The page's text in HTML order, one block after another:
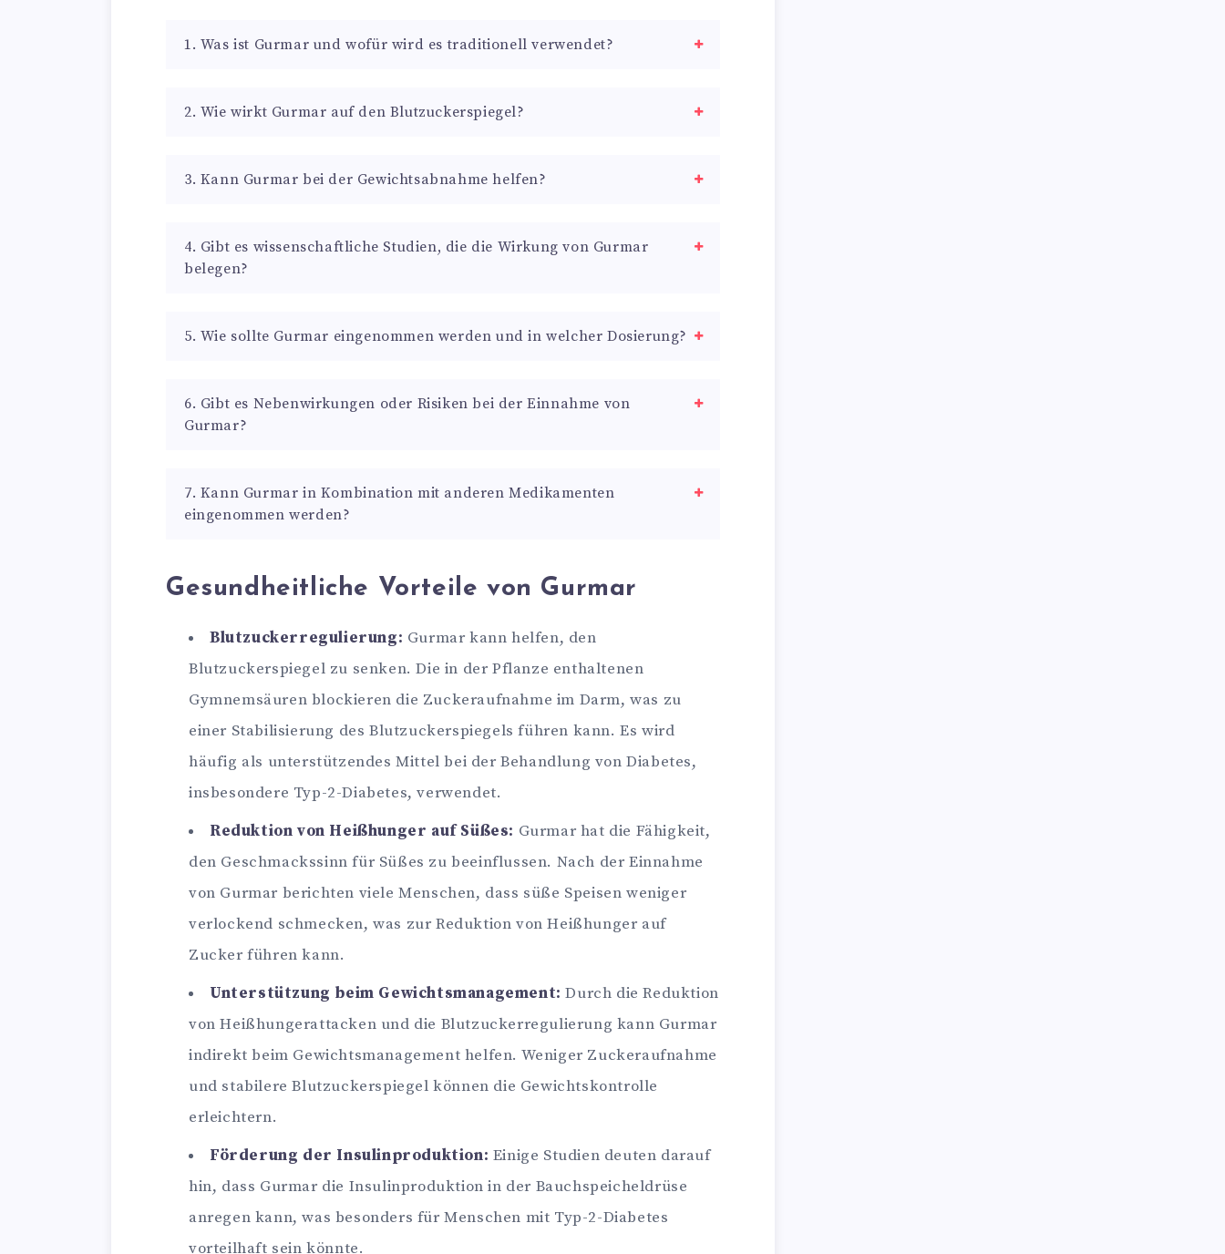
1. Was ist Gurmar und wofür wird es traditionell verwendet?
2. Wie wirkt Gurmar auf den Blutzuckerspiegel?
3. Kann Gurmar bei der Gewichtsabnahme helfen?
4. Gibt es wissenschaftliche Studien, die die Wirkung von Gurmar
belegen?
5. Wie sollte Gurmar eingenommen werden und in welcher Dosierung?
6. Gibt es Nebenwirkungen oder Risiken bei der Einnahme von
Gurmar?
7. Kann Gurmar in Kombination mit anderen Medikamenten
eingenommen werden?
Gesundheitliche Vorteile von Gurmar
Blutzuckerregulierung: Gurmar kann helfen, den
Blutzuckerspiegel zu senken. Die in der Pflanze enthaltenen
Gymnemsäuren blockieren die Zuckeraufnahme im Darm, was zu
einer Stabilisierung des Blutzuckerspiegels führen kann. Es wird
häufig als unterstützendes Mittel bei der Behandlung von Diabetes,
insbesondere Typ-2-Diabetes, verwendet.
Reduktion von Heißhunger auf Süßes: Gurmar hat die Fähigkeit,
den Geschmackssinn für Süßes zu beeinflussen. Nach der Einnahme
von Gurmar berichten viele Menschen, dass süße Speisen weniger
verlockend schmecken, was zur Reduktion von Heißhunger auf
Zucker führen kann.
Unterstützung beim Gewichtsmanagement: Durch die Reduktion
von Heißhungerattacken und die Blutzuckerregulierung kann Gurmar
indirekt beim Gewichtsmanagement helfen. Weniger Zuckeraufnahme
und stabilere Blutzuckerspiegel können die Gewichtskontrolle
erleichtern.
Förderung der Insulinproduktion: Einige Studien deuten darauf
hin, dass Gurmar die Insulinproduktion in der Bauchspeicheldrüse
anregen kann, was besonders für Menschen mit Typ-2-Diabetes
vorteilhaft sein könnte.